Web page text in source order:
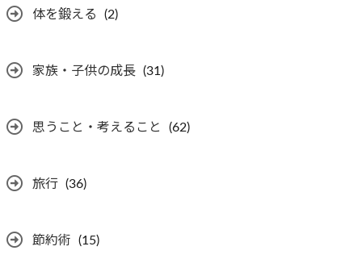
体を鍛える (2)
家族・子供の成長 (31)
思うこと・考えること (62)
旅行 (36)
節約術 (15)